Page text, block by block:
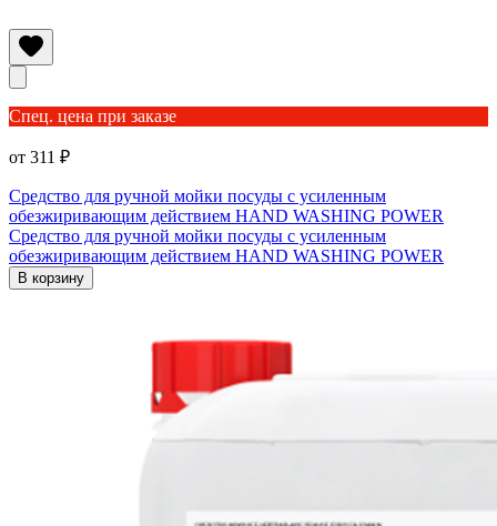
Спец. цена при заказе
от 311 ₽
Средство для ручной мойки посуды с усиленным
обезжиривающим действием HAND WASHING POWER
Средство для ручной мойки посуды с усиленным
обезжиривающим действием HAND WASHING POWER
В корзину